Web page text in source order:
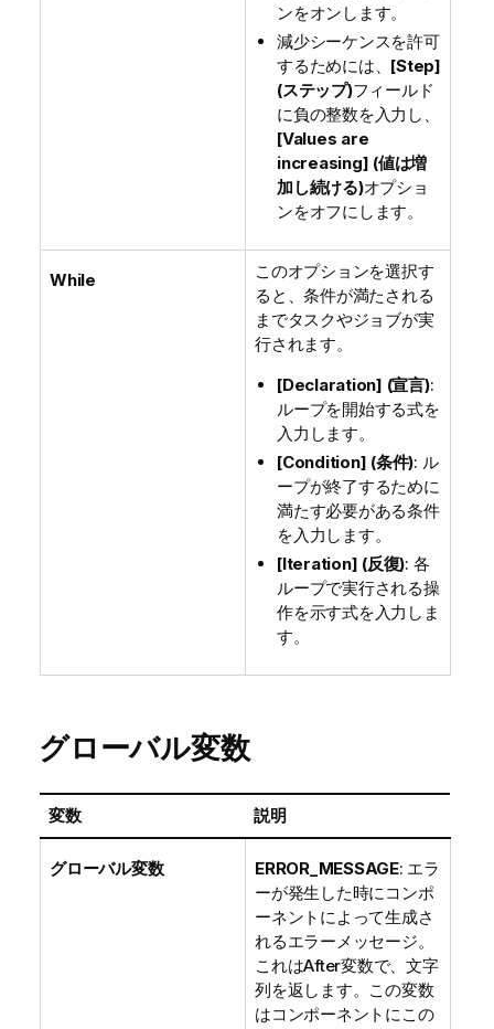
ンをオンします。
減少シーケンスを許可
するためには、 [Step]
(ステップ)フィールド
に負の整数を入力し、
[Values are
increasing] (値は増
加し続ける)オプショ
ンをオフにします。
While
このオプションを選択す
ると、条件が満たされる
までタスクやジョブが実
行されます。
[Declaration] (宣言):
ループを開始する式を
入力します。
[Condition] (条件): ル
ープが終了するために
満たす必要がある条件
を入力します。
[Iteration] (反復): 各
ループで実行される操
作を示す式を入力しま
す。
グローバル変数
変数 説明
グローバル変数 ERROR_MESSAGE: エラ
ーが発生した時にコンポ
ーネントによって生成さ
れるエラーメッセージ。
これはAfter変数で、文字
列を返します。この変数
はコンポーネントにこの